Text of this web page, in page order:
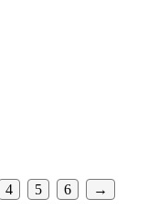
4 5 6 →